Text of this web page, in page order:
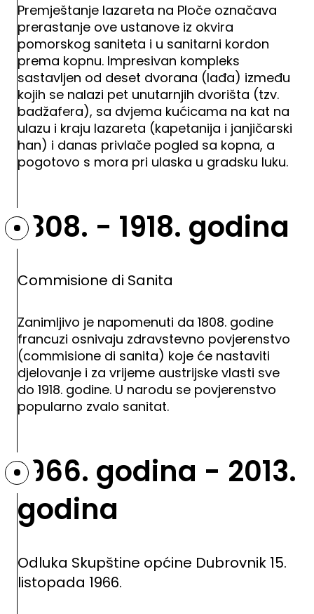
Premještanje lazareta na Ploče označava
prerastanje ove ustanove iz okvira
pomorskog saniteta i u sanitarni kordon
prema kopnu. Impresivan kompleks
sastavljen od deset dvorana (lađa) između
kojih se nalazi pet unutarnjih dvorišta (tzv.
badžafera), sa dvjema kućicama na kat na
ulazu i kraju lazareta (kapetanija i janjičarski
han) i danas privlače pogled sa kopna, a
pogotovo s mora pri ulaska u gradsku luku.
1808. - 1918. godina
Commisione di Sanita
Zanimljivo je napomenuti da 1808. godine
francuzi osnivaju zdravstevno povjerenstvo
(commisione di sanita) koje će nastaviti
djelovanje i za vrijeme austrijske vlasti sve
do 1918. godine. U narodu se povjerenstvo
popularno zvalo sanitat.
1966. godina - 2013.
godina
Odluka Skupštine općine Dubrovnik 15.
listopada 1966.